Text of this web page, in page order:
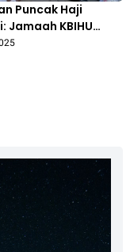
Puncak Haji
Jamaah KBIHU
Siap